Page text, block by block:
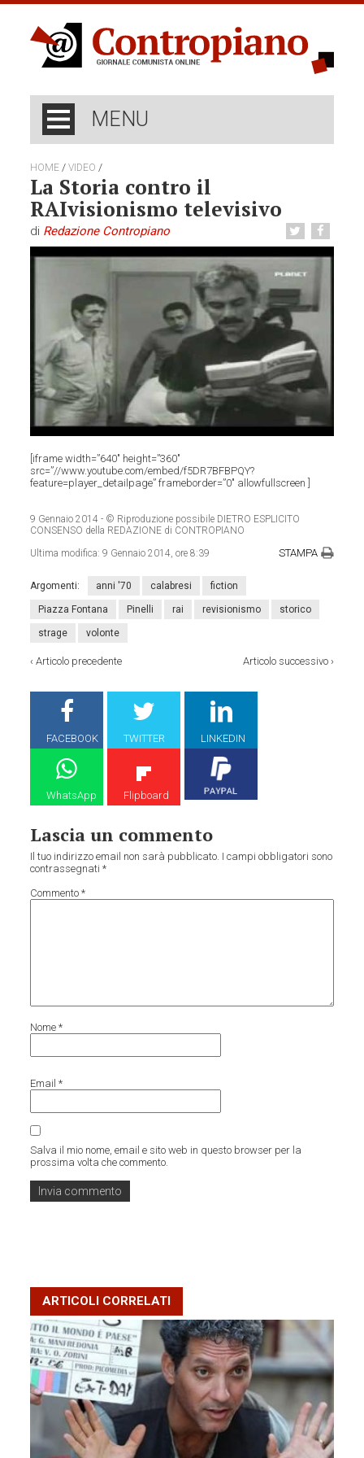
MENU
HOME /VIDEO /
La Storia contro il
RAIvisionismo televisivo
di Redazione Contropiano
[iframe width=”640″ height=”360″
src=”//www.youtube.com/embed/f5DR7BFBPQY?
feature=player_detailpage” frameborder=”0″ allowfullscreen ]
9 Gennaio 2014 - © Riproduzione possibile DIETRO ESPLICITO
CONSENSO della REDAZIONE di CONTROPIANO
Ultima modifica:9 Gennaio 2014, ore 8:39 STAMPA
Argomenti: anni '70 calabresi fiction
Piazza Fontana Pinelli rai revisionismo storico
strage volonte
‹Articolo precedente Articolo successivo›
FACEBOOK TWITTER LINKEDIN
WhatsApp Flipboard
Lascia un commento
Il tuo indirizzo email non sarà pubblicato. I campi obbligatori sono
contrassegnati*
Commento*
Nome*
Email*
Salva il mio nome, email e sito web in questo browser per la
prossima volta che commento.
ARTICOLI CORRELATI